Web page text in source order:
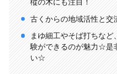
樅の木にも注目！
古くからの地域活性と交
まゆ細工やそば打ちな
験ができるのが魅力☆是
い☆